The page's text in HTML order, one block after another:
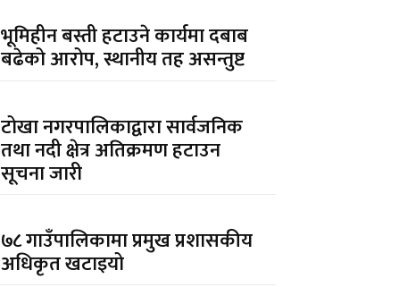
भूमिहीन बस्ती हटाउने कार्यमा दबाब
बढेको आरोप, स्थानीय तह असन्तुष्ट
टोखा नगरपालिकाद्वारा सार्वजनिक
तथा नदी क्षेत्र अतिक्रमण हटाउन
सूचना जारी
७८ गाउँपालिकामा प्रमुख प्रशासकीय
अधिकृत खटाइयो